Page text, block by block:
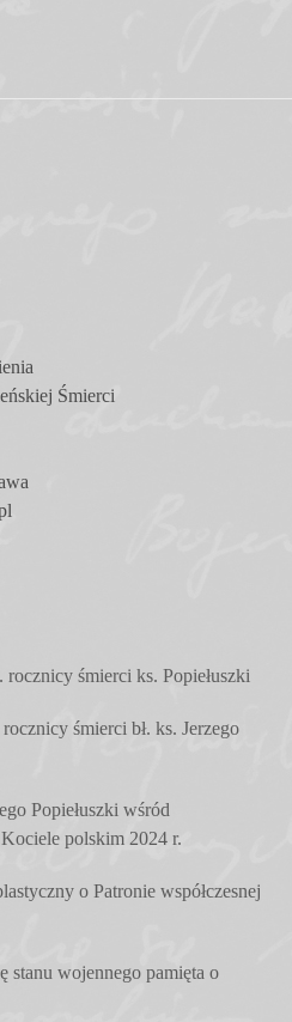
Śmierci
śmierci ks. Popiełuszki
śmierci bł. ks. Jerzego
Popiełuszki wśród
polskim 2024 r.
o Patronie współczesnej
wojennego pamięta o